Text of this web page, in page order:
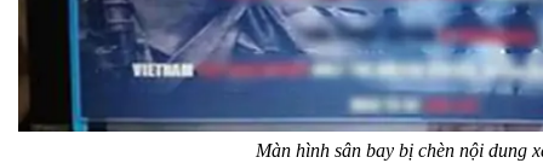
Màn hình sân bay bị chèn nội dung